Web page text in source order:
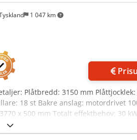
1 047 km
Plåtbredd: 3150 mm
18 st Bakre anslag: motordrivet
x 500 mm Totalt effektbehov: 30
x 2,8 x 2,4 m Korthugg Kontinuerlig
Ljusridå bak Positionerbart bakre